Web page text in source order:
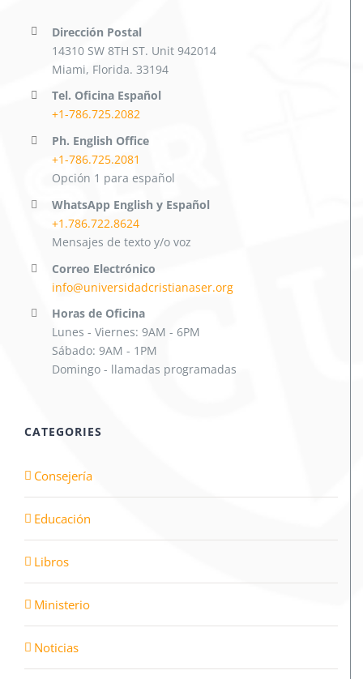
Dirección Postal
14310 SW 8TH ST. Unit 942014
Miami, Florida. 33194
Tel. Oficina Español
+1-786.725.2082
Ph. English Office
+1-786.725.2081
Opción 1 para español
WhatsApp English y Español
+1.786.722.8624
Mensajes de texto y/o voz
Correo Electrónico
info@universidadcristianaser.org
Horas de Oficina
Lunes - Viernes: 9AM - 6PM
Sábado: 9AM - 1PM
Domingo - llamadas programadas
CATEGORIES
Consejería
Educación
Libros
Ministerio
Noticias